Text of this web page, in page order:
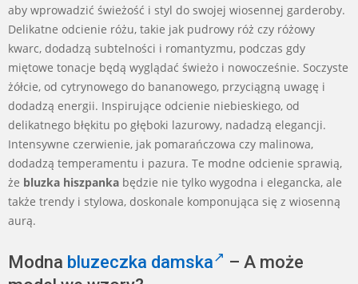
aby wprowadzić świeżość i styl do swojej wiosennej garderoby.
Delikatne odcienie różu, takie jak pudrowy róż czy różowy
kwarc, dodadzą subtelności i romantyzmu, podczas gdy
miętowe tonacje będą wyglądać świeżo i nowocześnie. Soczyste
żółcie, od cytrynowego do bananowego, przyciągną uwagę i
dodadzą energii. Inspirujące odcienie niebieskiego, od
delikatnego błękitu po głęboki lazurowy, nadadzą elegancji.
Intensywne czerwienie, jak pomarańczowa czy malinowa,
dodadzą temperamentu i pazura. Te modne odcienie sprawią,
że bluzka hiszpanka będzie nie tylko wygodna i elegancka, ale
także trendy i stylowa, doskonale komponująca się z wiosenną
aurą.
Modna bluzeczka damska
– A może